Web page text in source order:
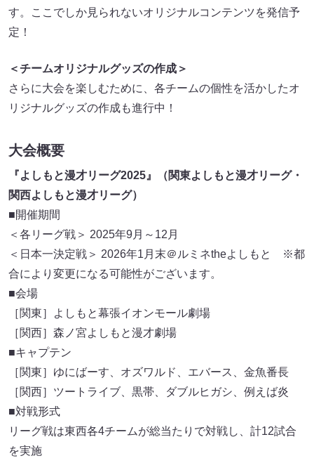
す。ここでしか見られないオリジナルコンテンツを発信予
定！
＜チームオリジナルグッズの作成＞
さらに大会を楽しむために、各チームの個性を活かしたオ
リジナルグッズの作成も進行中！
大会概要
『よしもと漫才リーグ2025』（関東よしもと漫才リーグ・
関西よしもと漫才リーグ）
■開催期間
＜各リーグ戦＞ 2025年9月～12月
＜日本一決定戦＞ 2026年1月末＠ルミネtheよしもと ※都
合により変更になる可能性がございます。
■会場
［関東］よしもと幕張イオンモール劇場
［関西］森ノ宮よしもと漫才劇場
■キャプテン
［関東］ゆにばーす、オズワルド、エバース、金魚番長
［関西］ツートライブ、黒帯、ダブルヒガシ、例えば炎
■対戦形式
リーグ戦は東西各4チームが総当たりで対戦し、計12試合
を実施